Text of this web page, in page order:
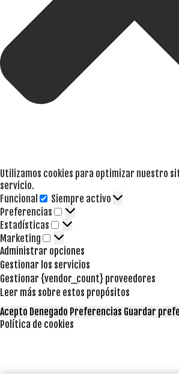
Utilizamos cookies para optimizar nuestro
servicio.
Funcional
Funcional
Siempre activo
Preferencias
Preferencias
Estadísticas Estadísticas
Marketing Marketing
Administrar opciones
Gestionar los servicios
Gestionar {vendor_count} proveedores
Leer más sobre estos propósitos
Acepto Denegado Preferencias Guardar
Política de cookies